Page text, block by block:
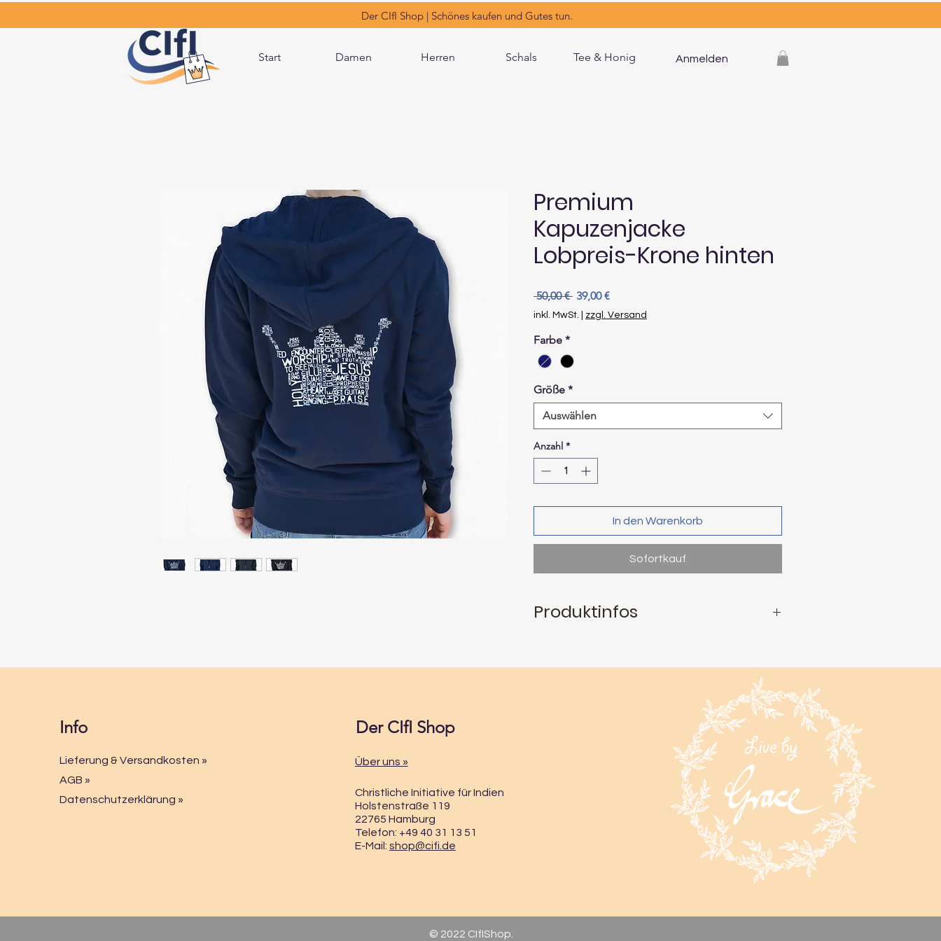
Der CIfI Shop | Schönes kaufen und Gutes tun.
Premium
Kapuzenjacke
Lobpreis-Krone hinten
50,00 € Standardpreis
39,00 €Sale-
Preis
inkl. MwSt. zzgl. Versand
Farbe *
Größe *
Auswählen
Anzahl *
In den Warenkorb
Sofortkauf
Produktinfos
Unisex Schnitt - fällt größer aus!
Start Damen Herren Schals Tee & Honig Anmelden
Info
Lieferung & Versandkosten »
AGB »
Datenschutzerklärung »
Der CIfI Shop
Über uns »
Christliche Initiative für Indien
Holstenstraße 119
22765 Hamburg
Telefon: +49 40 31 13 51
E-Mail: shop@cifi.de
© 2022 CIfIShop.